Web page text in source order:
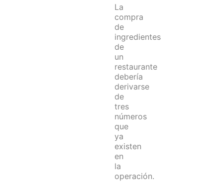
La
compra
de
ingredientes
de
un
restaurante
debería
derivarse
de
tres
números
que
ya
existen
en
la
operación.